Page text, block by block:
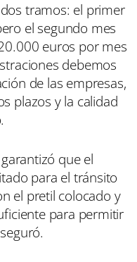
tramos: el primer
el segundo mes
euros por mes
debemos
de las empresas,
plazos y la calidad
que el
para el tránsito
el pretil colocado y
para permitir